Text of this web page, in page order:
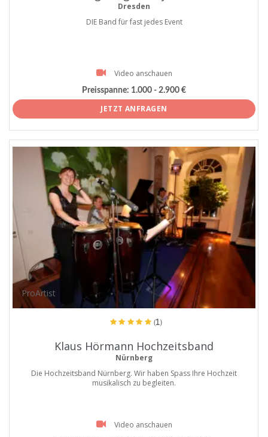
Dresden
DIE Band für fast jedes Event
Video anschauen
Preisspanne: 1.000 - 2.900 €
JETZT ANFRAGEN
ProArtist
(1)
Klaus Hörmann Hochzeitsband
Nürnberg
Die Hochzeitsband Nürnberg. Wir haben Spass Ihre Hochzeit
musikalisch zu begleiten.
Video anschauen